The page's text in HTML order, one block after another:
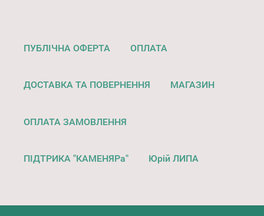
ПУБЛІЧНА ОФЕРТА ОПЛАТА
ДОСТАВКА ТА ПОВЕРНЕННЯ МАГАЗИН
ОПЛАТА ЗАМОВЛЕННЯ
ПІДТРИКА "КАМЕНЯРа" Юрій ЛИПА